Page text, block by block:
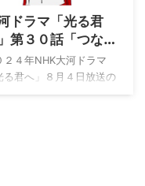
令和６年４月１日放送開
朝ドラです。 「朝ドラ」
nextで視聴が可能です。
週であれば、土曜日の再
で視聴も可能ですが、朝
「虎に翼」に興味を持っ
ドラマ「光る君
第３０話「つなが
の葉」は誰から誰
がった？
２４年NHK大河ドラマ
る君へ」８月４日放送の
０話です。 現在はパリオ